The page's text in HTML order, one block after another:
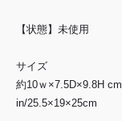
【状態】未使用
サイズ
約10ｗ×7.5D×9.8H cm
in/25.5×19×25cm